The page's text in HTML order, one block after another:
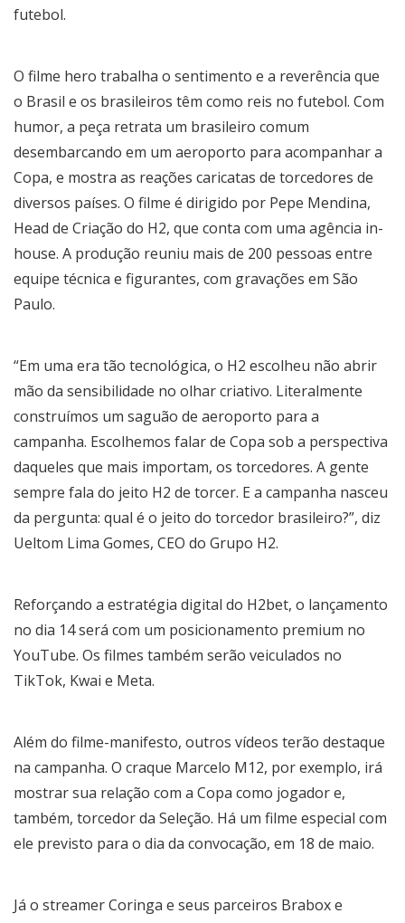
futebol.
O filme hero trabalha o sentimento e a reverência que
o Brasil e os brasileiros têm como reis no futebol. Com
humor, a peça retrata um brasileiro comum
desembarcando em um aeroporto para acompanhar a
Copa, e mostra as reações caricatas de torcedores de
diversos países. O filme é dirigido por Pepe Mendina,
Head de Criação do H2, que conta com uma agência in-
house. A produção reuniu mais de 200 pessoas entre
equipe técnica e figurantes, com gravações em São
Paulo.
“Em uma era tão tecnológica, o H2 escolheu não abrir
mão da sensibilidade no olhar criativo. Literalmente
construímos um saguão de aeroporto para a
campanha. Escolhemos falar de Copa sob a perspectiva
daqueles que mais importam, os torcedores. A gente
sempre fala do jeito H2 de torcer. E a campanha nasceu
da pergunta: qual é o jeito do torcedor brasileiro?”, diz
Ueltom Lima Gomes, CEO do Grupo H2.
Reforçando a estratégia digital do H2bet, o lançamento
no dia 14 será com um posicionamento premium no
YouTube. Os filmes também serão veiculados no
TikTok, Kwai e Meta.
Além do filme-manifesto, outros vídeos terão destaque
na campanha. O craque Marcelo M12, por exemplo, irá
mostrar sua relação com a Copa como jogador e,
também, torcedor da Seleção. Há um filme especial com
ele previsto para o dia da convocação, em 18 de maio.
Já o streamer Coringa e seus parceiros Brabox e